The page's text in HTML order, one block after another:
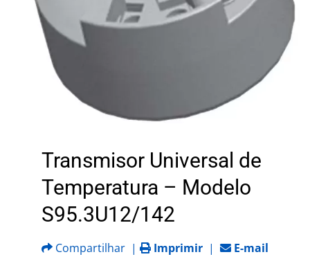
Transmisor Universal de
Temperatura – Modelo
S95.3U12/142
Compartilhar | Imprimir | E-mail